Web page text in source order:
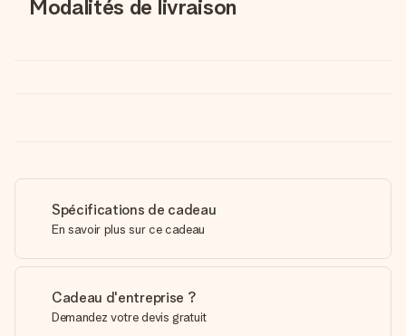
Modalités de livraison
Spécifications de cadeau
En savoir plus sur ce cadeau
Cadeau d'entreprise ?
Demandez votre devis gratuit